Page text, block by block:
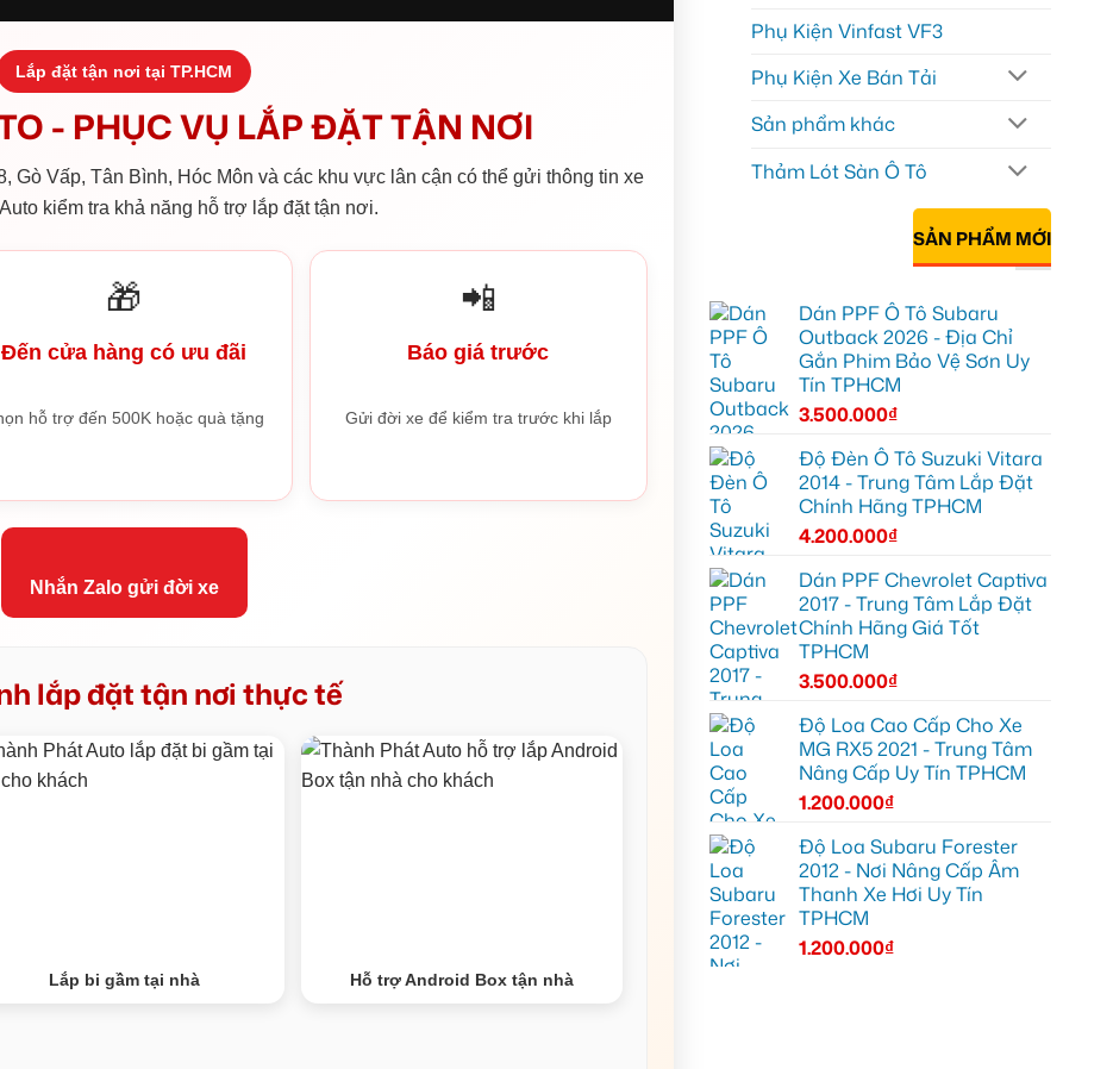
Lắp đặt tận nơi tại TP.HCM
- PHỤC VỤ LẮP ĐẶT TẬN NƠI
Gò Vấp, Tân Bình, Hóc Môn và các khu vực lân cận có thể gửi thông tin xe
kiểm tra khả năng hỗ trợ lắp đặt tận nơi.
🎁
Đến cửa hàng có ưu đãi
hỗ trợ đến 500K hoặc quà tặng
📲
Báo giá trước
Gửi đời xe để kiểm tra trước khi lắp
Nhắn Zalo gửi đời xe
lắp đặt tận nơi thực tế
Lắp bi gầm tại nhà Hỗ trợ Android Box tận nhà
Phụ Kiện Vinfast VF3
Phụ Kiện Xe Bán Tải
Sản phẩm khác
Thảm Lót Sàn Ô Tô
SẢN PHẨM MỚI
Dán PPF Ô Tô Subaru
Outback 2026 - Địa Chỉ
Gắn Phim Bảo Vệ Sơn Uy
Tín TPHCM
3.500.000₫
Độ Đèn Ô Tô Suzuki Vitara
2014 - Trung Tâm Lắp Đặt
Chính Hãng TPHCM
4.200.000₫
Dán PPF Chevrolet Captiva
2017 - Trung Tâm Lắp Đặt
Chính Hãng Giá Tốt
TPHCM
3.500.000₫
Độ Loa Cao Cấp Cho Xe
MG RX5 2021 - Trung Tâm
Nâng Cấp Uy Tín TPHCM
1.200.000₫
Độ Loa Subaru Forester
2012 - Nơi Nâng Cấp Âm
Thanh Xe Hơi Uy Tín
TPHCM
1.200.000₫